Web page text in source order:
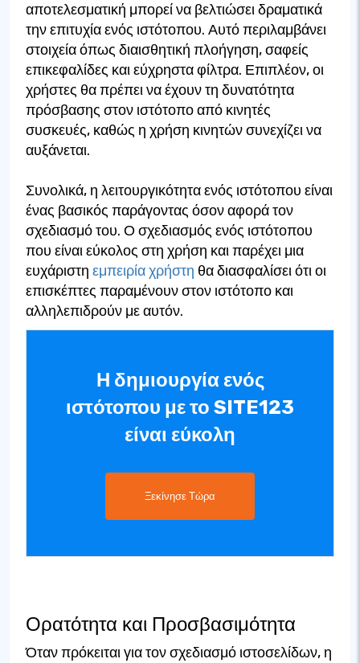
αποτελεσματική μπορεί να βελτιώσει δραματικά
την επιτυχία ενός ιστότοπου. Αυτό περιλαμβάνει
στοιχεία όπως διαισθητική πλοήγηση, σαφείς
επικεφαλίδες και εύχρηστα φίλτρα. Επιπλέον, οι
χρήστες θα πρέπει να έχουν τη δυνατότητα
πρόσβασης στον ιστότοπο από κινητές
συσκευές, καθώς η χρήση κινητών συνεχίζει να
αυξάνεται.
Συνολικά, η λειτουργικότητα ενός ιστότοπου είναι
ένας βασικός παράγοντας όσον αφορά τον
σχεδιασμό του. Ο σχεδιασμός ενός ιστότοπου
που είναι εύκολος στη χρήση και παρέχει μια
ευχάριστη εμπειρία χρήστη θα διασφαλίσει ότι οι
επισκέπτες παραμένουν στον ιστότοπο και
αλληλεπιδρούν με αυτόν.
Η δημιουργία ενός
ιστότοπου με το SITE123
είναι εύκολη
Ξεκίνησε Τώρα
Ορατότητα και Προσβασιμότητα
Όταν πρόκειται για τον σχεδιασμό ιστοσελίδων, η